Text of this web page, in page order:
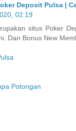
Deposit Pulsa |
02:19
situs Poker
Dan Bonus New
Potongan